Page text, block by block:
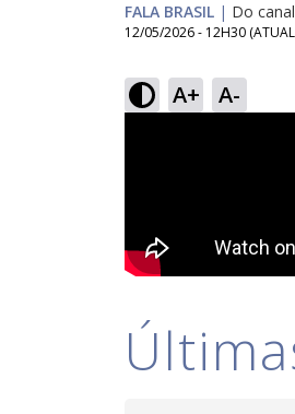
FALA BRASIL | Do
12/05/2026 - 12H30
A+ A-